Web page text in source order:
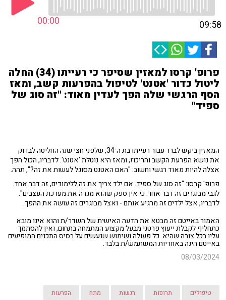
00:00 09:58
פרופ' קרסו למאזין שסיפר כי רעייתו (34) החלה
ליטול כדור 'אטנט' לטיפול בהפרעות קשב, ומאז
הסף הרגשי שלה הפך לעדין מאוד: "זה סוג של
ספיד"
המאזין ביקש לברר עבור רעייתו בת ה־34, שלפני חצי שנה החליטה לבדוק
את נושא הפרעת הקשב והריכוז, ומאז היא נוטלת 'אטנט'. לדבריו, הכול הפך
אצלה להיות מאוד רגשי וחשוב: "האם האטנט מסוגל לעשות את זה?", תהה.
פרופ' קרסו: "זה סוג של ספיד. אם ילד צריך את זה ללימודים, זה דבר אחד.
לגבי מבוגרים זה דבר אחר. כי אין ספק שהוא מגרה את מערכת העצבים".
לדבריו, אצל ילדים זה מרגיע אותם - ואצל מבוגרים זה עושה את ההפך.
האמור באייטם זה מבטא את הדעה האישית של השדר/ת והוא אינו מובא
כתחליף לקבלת ייעוץ פרטני מבעל מקצוע המתמחה בתחום, ואין להסתמך
עליו בכל צורה שהיא. כל פעולה ושימוש שנעשים על בסיס התכנים המופיעים
באייטם הינה באחריות המשתמש/ת בלבד.
08/03/2024
טיפולים תרופות רגשות מתח הפרעות